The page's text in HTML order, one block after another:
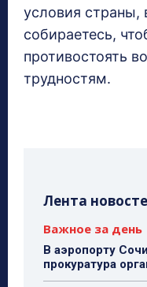
условия страны,
собираетесь,
противостоять
трудностям.
Лента
Важное за день
В аэропорту
прокуратура